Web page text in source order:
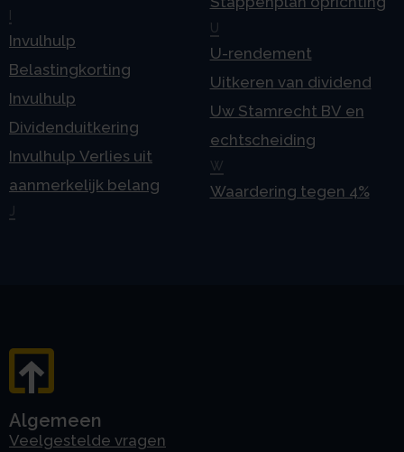
Invulhulp
Belastingkorting
Invulhulp
Dividenduitkering
Invulhulp Verlies uit
aanmerkelijk belang
U
U-rendement
Uitkeren van dividend
Uw Stamrecht BV en
echtscheiding
W
Waardering tegen 4%
Algemeen
Veelgestelde vragen